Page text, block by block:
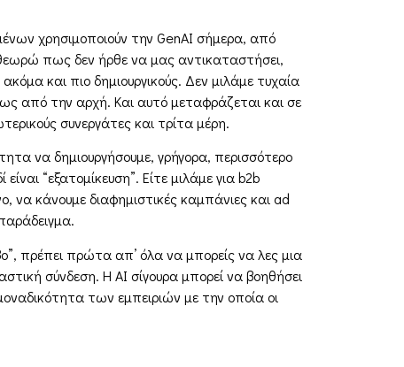
χρησιµοποιούν την GenAI σήµερα, από
πως δεν ήρθε να µας αντικαταστήσει,
και πιο δηµιουργικούς. Δεν µιλάµε τυχαία
από την αρχή. Και αυτό µεταφράζεται και σε
συνεργάτες και τρίτα µέρη.
να δηµιουργήσουµε, γρήγορα, περισσότερο
“εξατοµίκευση”. Είτε µιλάµε για b2b
να κάνουµε διαφηµιστικές καµπάνιες και ad
πρέπει πρώτα απ’ όλα να µπορείς να λες µια
σύνδεση. Η AI σίγουρα µπορεί να βοηθήσει
των εµπειριών µε την οποία οι